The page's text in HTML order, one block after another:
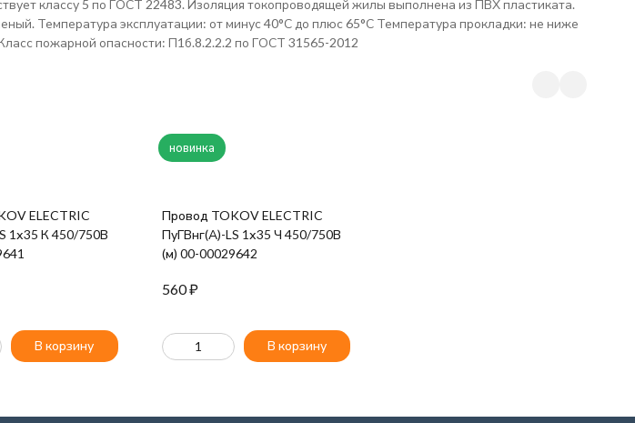
классу 5 по ГОСТ 22483. Изоляция токопроводящей жилы выполнена из ПВХ пластиката.
Температура эксплуатации: от минус 40°С до плюс 65°С Температура прокладки: не ниже
пожарной опасности: П1б.8.2.2.2 по ГОСТ 31565-2012
ELECTRIC
1х35 К 450/750В
В корзину
новинка
Провод TOKOV ELECTRIC
ПуГВнг(А)-LS 1х35 Ч 450/750В
(м) 00-00029642
560₽
В корзину